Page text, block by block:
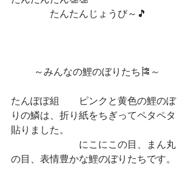
たんたんじょうび～🎵
～みんなの鯉のぼりたち🎏～
たんぽぽ組　　ピンクと黄色の鯉のぼ
りの鱗は、折り紙をちぎってペタペタ
貼りました。
にこにこの目、まん丸
の目、表情豊かな鯉のぼりたちです。